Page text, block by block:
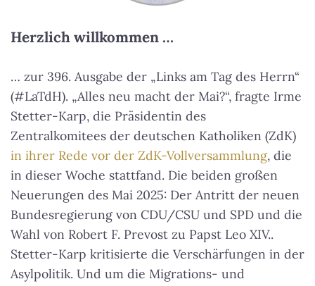
Herzlich willkommen …
… zur 396. Ausgabe der „Links am Tag des Herrn“
(#LaTdH). „Alles neu macht der Mai?“, fragte Irme
Stetter-Karp, die Präsidentin des
Zentralkomitees der deutschen Katholiken (ZdK)
in ihrer Rede vor der ZdK-Vollversammlung, die
in dieser Woche stattfand. Die beiden großen
Neuerungen des Mai 2025: Der Antritt der neuen
Bundesregierung von CDU/CSU und SPD und die
Wahl von Robert F. Prevost zu Papst Leo XIV..
Stetter-Karp kritisierte die Verschärfungen in der
Asylpolitik. Und um die Migrations- und